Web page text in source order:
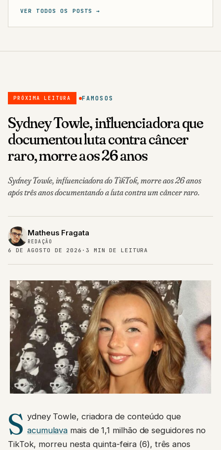
VER TODOS OS POSTS →
PRÓXIMA LEITURA FAMOSOS
Sydney Towle, influenciadora que
documentou luta contra câncer
raro, morre aos 26 anos
Sydney Towle, influenciadora do TikTok, morre aos 26 anos
após três anos documentando a luta contra um câncer raro.
Matheus Fragata
REDAÇÃO
6 DE AGOSTO DE 2026 · 3 MIN DE LEITURA
S ydney Towle, criadora de conteúdo que
acumulava mais de 1,1 milhão de seguidores no
TikTok, morreu nesta quinta-feira (6), três anos